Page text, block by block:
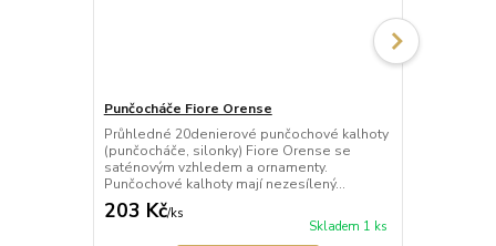
Punčocháče Fiore Orense
Průhledné 20denierové punčochové kalhoty
(punčocháče, silonky) Fiore Orense se
saténovým vzhledem a ornamenty.
Punčochové kalhoty mají nezesílený...
203 Kč/ks
Skladem 1 ks